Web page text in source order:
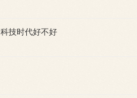
技时代好不好